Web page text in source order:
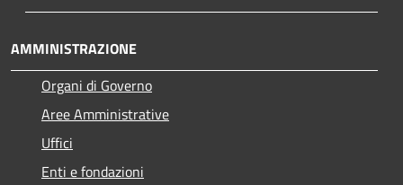
AMMINISTRAZIONE
Organi di Governo
Aree Amministrative
Uffici
Enti e fondazioni